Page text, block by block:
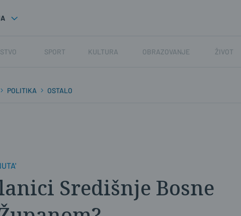
SPORT KULTURA OBRAZOVANJE ŽIVOT
POLITIKA OSTALO
Središnje Bosne